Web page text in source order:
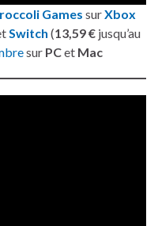
Games surXbox
Switch (13,59 €jusqu’au
sur PCet Mac